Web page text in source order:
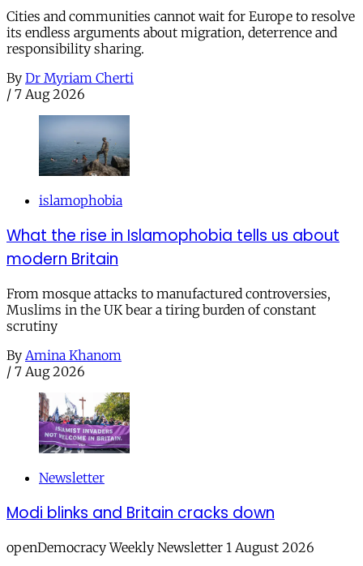
Cities and communities cannot wait for Europe to resolve
its endless arguments about migration, deterrence and
responsibility sharing.
By Dr Myriam Cherti
/ 7 Aug 2026
islamophobia
What the rise in Islamophobia tells us about
modern Britain
From mosque attacks to manufactured controversies,
Muslims in the UK bear a tiring burden of constant
scrutiny
By Amina Khanom
/ 7 Aug 2026
Newsletter
Modi blinks and Britain cracks down
openDemocracy Weekly Newsletter 1 August 2026